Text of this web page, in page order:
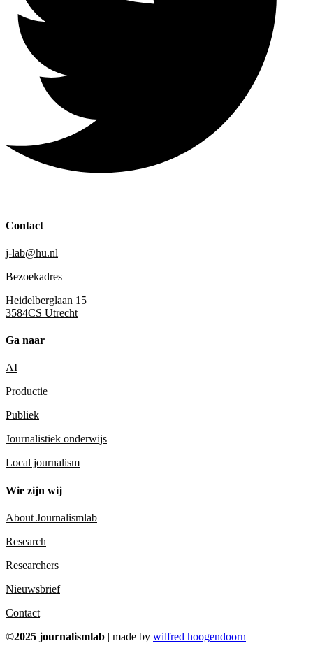
Contact
j-lab@hu.nl
Bezoekadres
Heidelberglaan 15
3584CS Utrecht
Ga naar
AI
Productie
Publiek
Journalistiek onderwijs
Local journalism
Wie zijn wij
About Journalismlab
Research
Researchers
Nieuwsbrief
Contact
©2025 journalismlab | made by wilfred hoogendoorn